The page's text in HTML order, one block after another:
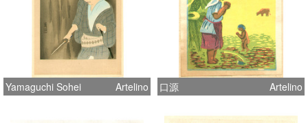
Yamaguchi Sohei Artelino 口源 Artelino